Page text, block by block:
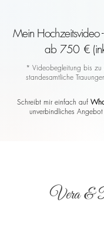
Mein Hochzeitsvideo
ab 750 €
* Videobegleitung bis zu
standesamtliche
Schreibt mir einfach auf
unverbindliches
Vera &